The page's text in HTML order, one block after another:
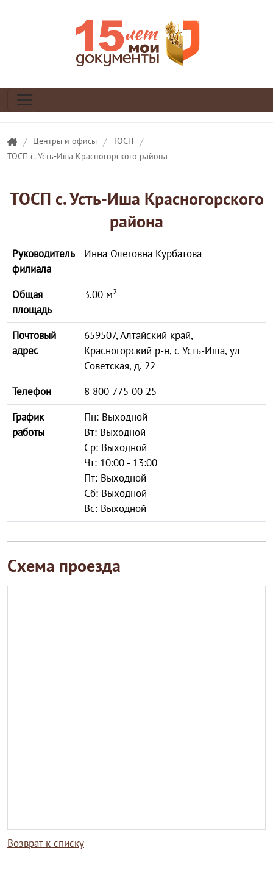
/ Центры и офисы / ТОСП /
ТОСП с. Усть-Иша Красногорского района
ТОСП с. Усть-Иша Красногорского
района
Руководитель
филиала
Инна Олеговна Курбатова
Общая
площадь
3.00 м2
Почтовый
адрес
659507, Алтайский край,
Красногорский р-н, с Усть-Иша, ул
Советская, д. 22
Телефон
8 800 775 00 25
График
работы
Пн: Выходной
Вт: Выходной
Ср: Выходной
Чт: 10:00 - 13:00
Пт: Выходной
Сб: Выходной
Вс: Выходной
Схема проезда
Возврат к списку